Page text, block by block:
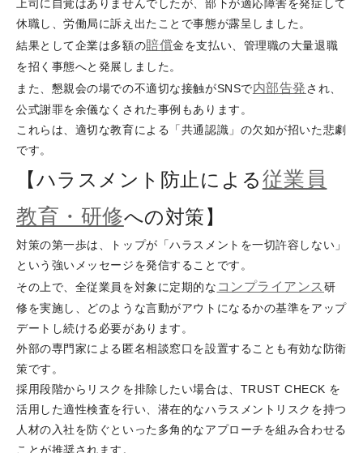
上司に自覚はありませんでしたが、部下が適応障害を発症して
休職し、労働局に訴え出たことで事態が露呈しました。
結果として企業は多額の賠償金を支払い、管理職の大量退職
を招く事態へと発展しました。
また、懇親会の場での不適切な接触がSNSで内部告発され、
公式謝罪を余儀なくされた事例もあります。
これらは、適切な教育による「共通認識」の欠如が招いた悲劇
です。
【ハラスメント防止による従業員
教育・研修への対策】
対策の第一歩は、トップが「ハラスメントを一切許容しない」
という強いメッセージを発信することです。
その上で、全従業員を対象に定期的な コンプライアンス研
修を実施し、どのような言動がアウトになるかの基準をアップ
デートし続ける必要があります。
外部の専門家による匿名相談窓口を設置することも有効な防衛
策です。
採用段階からリスクを排除したい場合は、TRUST CHECK を
活用した適性検査を行い、潜在的なハラスメントリスクを持つ
人材の入社を防ぐといった多角的なアプローチを組み合わせる
ことが推奨されます。